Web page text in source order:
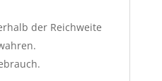
der Reichweite